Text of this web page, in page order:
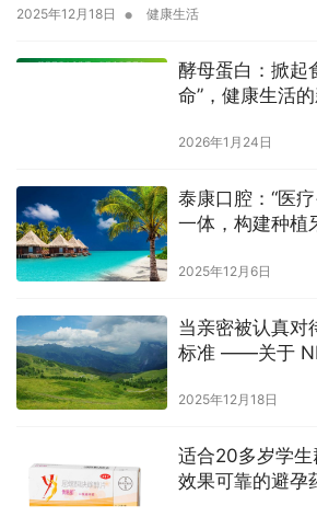
2025年12月18日 • 健康生活
酵母蛋白：掀起
命”，健康生活
2026年1月24日
泰康口腔：“医
一体，构建种植
2025年12月6日
当亲密被认真对
标准 ——关于 NI
2025年12月18日
适合20多岁学生
效果可靠的避孕